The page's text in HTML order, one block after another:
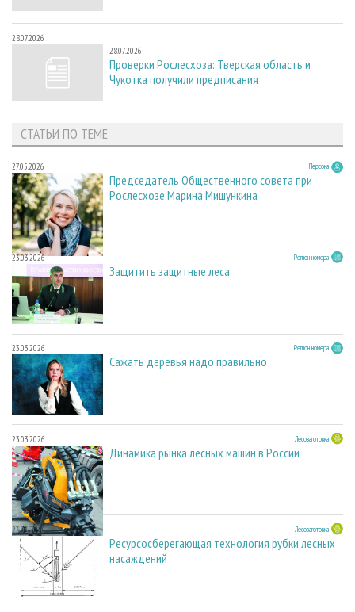
28.07.2026
28.07.2026
Проверки Рослесхоза: Тверская область и
Чукотка получили предписания
СТАТЬИ ПО ТЕМЕ
27.05.2026 Персона
Председатель Общественного совета при
Рослесхозе Марина Мишункина
23.03.2026 Регион номера
Защитить защитные леса
23.03.2026 Регион номера
Сажать деревья надо правильно
23.03.2026 Лесозаготовка
Динамика рынка лесных машин в России
23.03.2026 Лесозаготовка
Ресурсосберегающая технология рубки лесных
насаждений